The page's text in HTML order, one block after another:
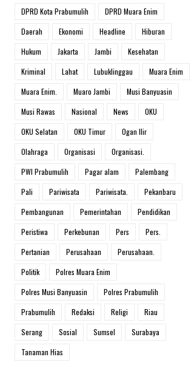
DPRD Kota Prabumulih
DPRD Muara Enim
Daerah
Ekonomi Headline
Hiburan
Hukum
Jakarta Jambi
Kesehatan
Kriminal
Lahat Lubuklinggau
Muara Enim
Muara Enim.
Muaro Jambi
Musi Banyuasin
Musi Rawas
Nasional News
OKU
OKU Selatan
OKU Timur
Ogan Ilir
Olahraga
Organisasi
Organisasi.
PWI Prabumulih
Pagar alam
Palembang
Pali
Pariwisata Pariwisata.
Pekanbaru
Pembangunan
Pemerintahan
Pendidikan
Peristiwa
Perkebunan Pers
Pers.
Pertanian
Perusahaan
Perusahaan.
Politik
Polres Muara Enim
Polres Musi Banyuasin
Polres Prabumulih
Prabumulih
Redaksi Religi
Riau
Serang
Sosial Sumsel
Surabaya
Tanaman Hias